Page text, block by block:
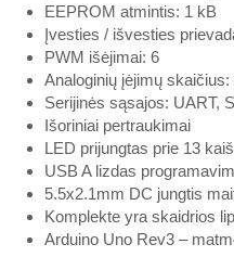
EEPROM atmintis: 1 kB
Įvesties / išvesties
PWM išėjimai: 6
Analoginių įėjimų
Serijinės sąsajos: UART,
Išoriniai pertraukimai
LED prijungtas prie 13
USB A lizdas
5.5x2.1mm DC jungtis
Komplekte yra skaidrios
Arduino Uno Rev3 –